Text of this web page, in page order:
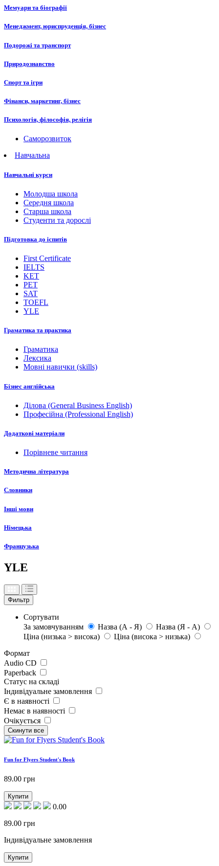
Мемуари та біографії
Менеджмент, юриспруденція, бізнес
Подорожі та транспорт
Природознавство
Спорт та ігри
Фінанси, маркетинг, бізнес
Психологія, філософія, релігія
Саморозвиток
Навчальна
Навчальні курси
Молодша школа
Середня школа
Старша школа
Студенти та дорослі
Підготовка до іспитів
First Certificate
IELTS
KET
PET
SAT
TOEFL
YLE
Граматика та практика
Граматика
Лексика
Мовні навички (skills)
Бізнес англійська
Ділова (General Business English)
Професійна (Professional English)
Додаткові матеріали
Порівневе читання
Методична література
Словники
Інші мови
Німецька
Французька
YLE
Фильтр
Сортувати
За замовчуванням
Назва (А - Я)
Назва (Я - А)
Ціна (низька > висока)
Ціна (висока > низька)
Формат
Audio CD
Paperback
Статус на складі
Індивідуальне замовлення
Є в наявності
Немає в наявності
Очікується
Fun for Flyers Student's Book
89.00 грн
Купити
0.00
89.00 грн
Індивідуальне замовлення
Купити